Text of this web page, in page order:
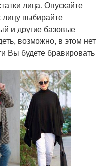
лица. Опускайте
лицу выбирайте
и другие базовые
возможно, в этом нет
Вы будете бравировать